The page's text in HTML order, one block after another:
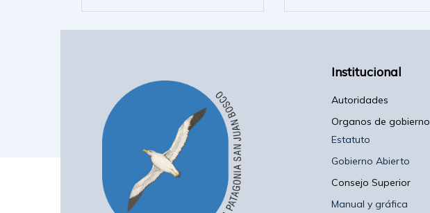
Institucional
Autoridades
Organos de gobierno
Estatuto
Gobierno Abierto
Consejo Superior
Manual y gráfica